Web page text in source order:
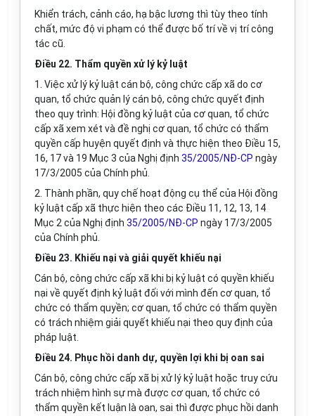
Khiển trách, cảnh cáo, hạ bậc lương thì tùy theo tính
chất, mức độ vi phạm có thể được bố trí về vị trí công
tác cũ.
Điều 22. Thẩm quyền xử lý kỷ luật
1. Việc xử lý kỷ luật cán bộ, công chức cấp xã do cơ
quan, tổ chức quản lý cán bộ, công chức quyết định
theo quy trình: Hội đồng kỷ luật của cơ quan, tổ chức
cấp xã xem xét và đề nghị cơ quan, tổ chức có thẩm
quyền cấp huyện quyết định và thực hiện theo Điều 15,
16, 17 và 19 Mục 3 của Nghị định 35/2005/NĐ-CP ngày
17/3/2005 của Chính phủ.
2. Thành phần, quy chế hoạt động cụ thể của Hội đồng
kỷ luật cấp xã thực hiện theo các Điều 11, 12, 13, 14
Mục 2 của Nghị định 35/2005/NĐ-CP ngày 17/3/2005
của Chính phủ.
Điều 23. Khiếu nại và giải quyết khiếu nại
Cán bộ, công chức cấp xã khi bị kỷ luật có quyền khiếu
nại về quyết định kỷ luật đối với mình đến cơ quan, tổ
chức có thẩm quyền; cơ quan, tổ chức có thẩm quyền
có trách nhiệm giải quyết khiếu nại theo quy định của
pháp luật.
Điều 24. Phục hồi danh dự, quyền lợi khi bị oan sai
Cán bộ, công chức cấp xã bị xử lý kỷ luật hoặc truy cứu
trách nhiệm hình sự mà được cơ quan, tổ chức có
thẩm quyền kết luận là oan, sai thì được phục hồi danh